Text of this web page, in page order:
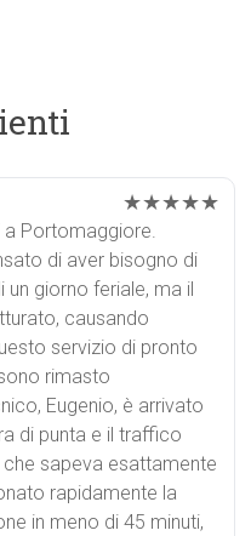
★★★★★
a Portomaggiore.
di aver bisogno di
giorno feriale, ma il
causando
servizio di pronto
rimasto
Eugenio, è arrivato
di punta e il traffico
sapeva esattamente
rapidamente la
in meno di 45 minuti,